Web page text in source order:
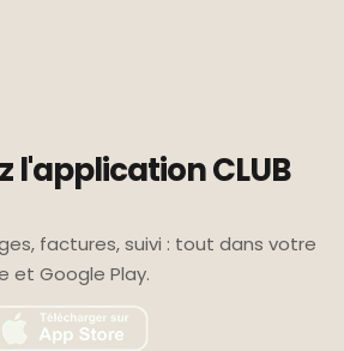
Club Tidy est par
de services à la personne
l'application CLUB
factures, suivi : tout dans votre
et Google Play.